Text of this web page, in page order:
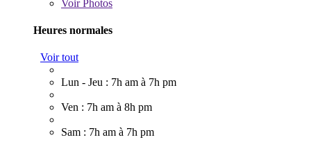
VoirPhotos
Heures normales
Voir tout
Lun - Jeu : 7h am à 7h pm
Ven : 7h am à 8h pm
Sam : 7h am à 7h pm